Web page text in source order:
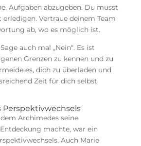
Aufgaben abzugeben. Du musst
erledigen. Vertraue deinem Team
ab, wo es möglich ist.
auch mal „Nein“. Es ist
Grenzen zu kennen und zu
es, dich zu überladen und
Zeit für dich selbst
Perspektivwechsels
Archimedes seine
machte, war ein
Auch Marie